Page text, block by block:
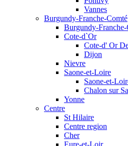
Vannes
Burgundy-Franche-Comté
Burgundy-Franche-
Cote-d`Or
Cote-d' Or
Dijon
Nievre
Saone-et-Loire
Saone-et-
Chalon sur
Yonne
Centre
St Hilaire
Centre region
Cher
Eure-et-Loir